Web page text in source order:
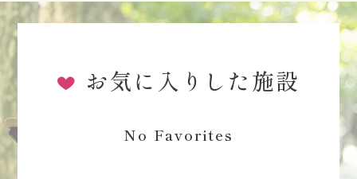
お気に入りした施設
No Favorites